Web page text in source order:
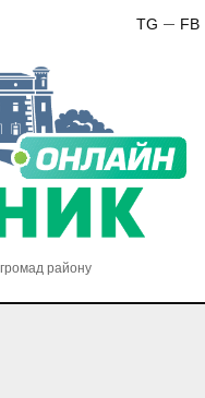
FB
TG
району